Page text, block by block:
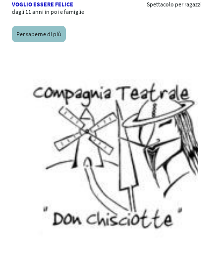
VOGLIO ESSERE FELICE Spettacolo per ragazzi
dagli 11 anni in poi e famiglie
Per saperne di più